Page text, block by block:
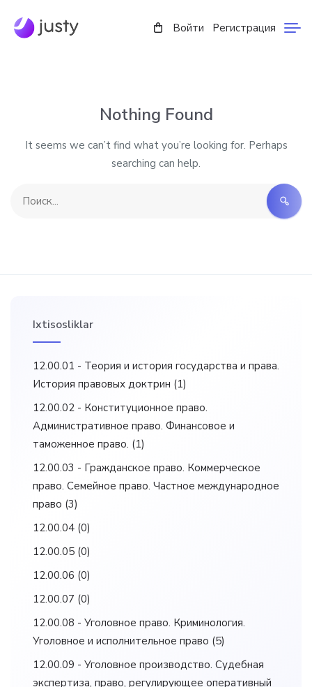
Войти Регистрация
Nothing Found
It seems we can’t find what you’re looking for. Perhaps
searching can help.
Ixtisosliklar
12.00.01 - Теория и история государства и права.
История правовых доктрин (1)
12.00.02 - Конституционное право.
Административное право. Финансовое и
таможенное право. (1)
12.00.03 - Гражданское право. Коммерческое
право. Семейное право. Частное международное
право (3)
12.00.04 (0)
12.00.05 (0)
12.00.06 (0)
12.00.07 (0)
12.00.08 - Уголовное право. Криминология.
Уголовное и исполнительное право (5)
12.00.09 - Уголовное производство. Судебная
экспертиза, право, регулирующее оперативный